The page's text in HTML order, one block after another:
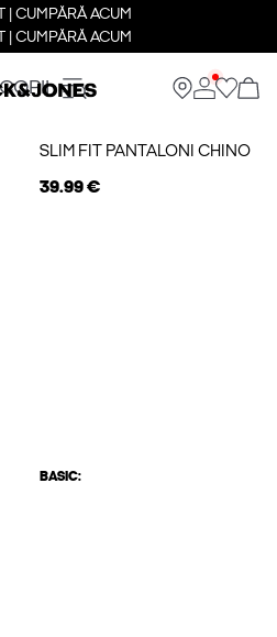
| CUMPĂRĂ ACUM
| CUMPĂRĂ ACUM
COPII
SLIM FIT PANTALONI CHINO
39.99 €
BASIC: